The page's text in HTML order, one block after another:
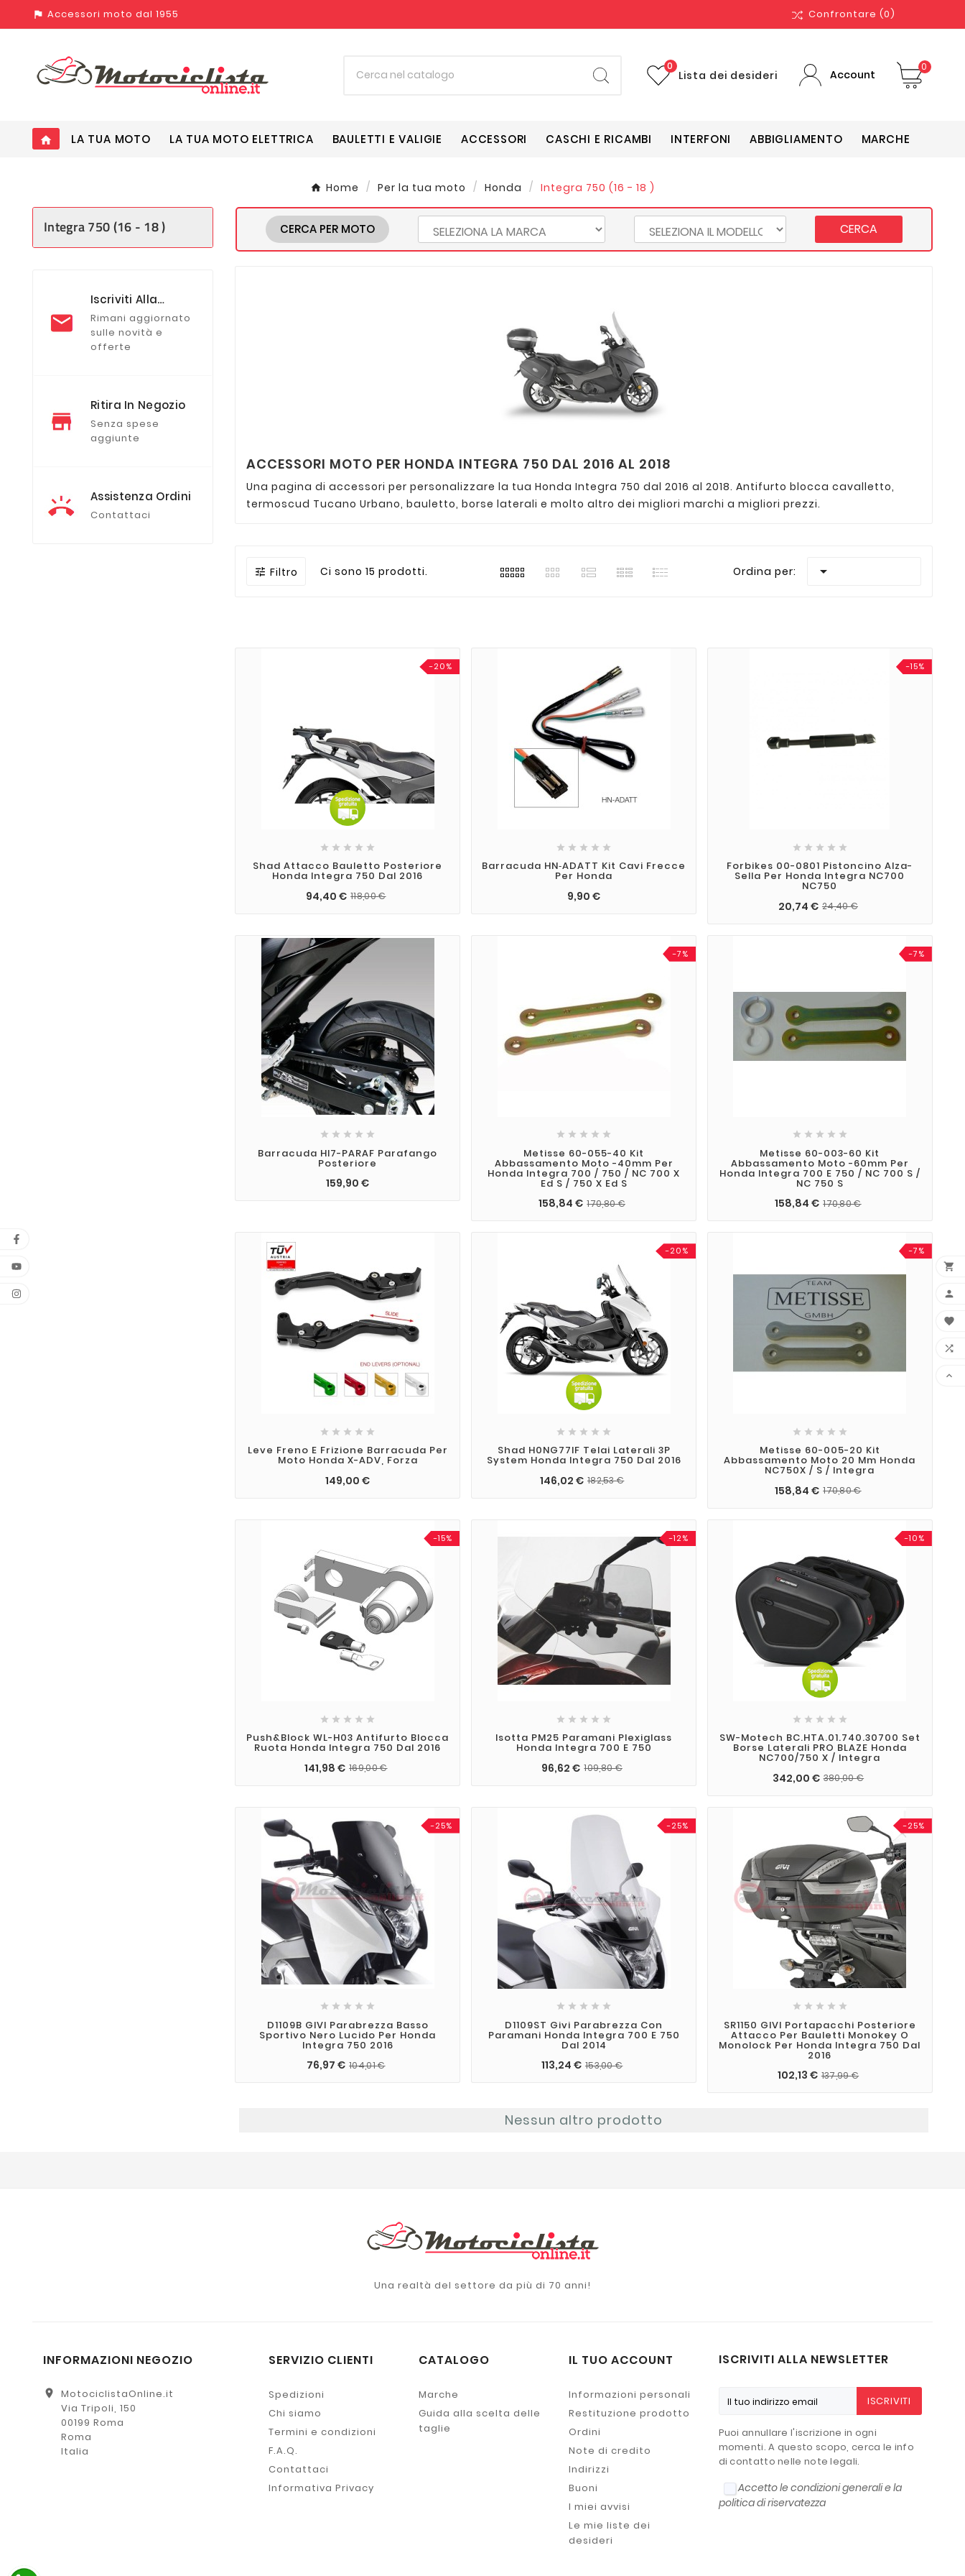
assistant_photo Accessori moto dal 1955 Confrontare (0)
Lista dei desideri
0
Account
0
home LA TUA MOTO LA TUA MOTO ELETTRICA BAULETTI E VALIGIE ACCESSORI CASCHI E RICAMBI INTERFONI ABBIGLIAMENTO MARCHE
Home Per la tua moto Honda Integra 750 (16 - 18 )
Integra 750 (16 - 18 )
Iscriviti Alla
Newsletter
Rimani aggiornato
sulle novità e
offerte
Ritira In Negozio
Senza spese
aggiunte
Assistenza Ordini
Contattaci
CERCA PER MOTO CERCA
ACCESSORI MOTO PER HONDA INTEGRA 750 DAL 2016 AL 2018
Una pagina di accessori per personalizzare la tua Honda Integra 750 dal 2016 al 2018. Antifurto blocca cavalletto,
termoscud Tucano Urbano, bauletto, borse laterali e molto altro dei migliori marchi a migliori prezzi.
 Filtro Ci sono 15 prodotti. Ordina per: 
-20%
    
Shad Attacco Bauletto Posteriore
Honda Integra 750 Dal 2016
94,40 € 118,00 €
    
Barracuda HN‑ADATT Kit Cavi Frecce
Per Honda
9,90 €
-15%
    
Forbikes 00-0801 Pistoncino Alza-
Sella Per Honda Integra NC700
NC750
20,74 € 24,40 €
    
Barracuda HI7-PARAF Parafango
Posteriore
159,90 €
-7%
    
Metisse 60-055-40 Kit
Abbassamento Moto -40mm Per
Honda Integra 700 / 750 / NC 700 X
Ed S / 750 X Ed S
158,84 € 170,80 €
-7%
    
Metisse 60-003-60 Kit
Abbassamento Moto -60mm Per
Honda Integra 700 E 750 / NC 700 S /
NC 750 S
158,84 € 170,80 €
    
Leve Freno E Frizione Barracuda Per
Moto Honda X-ADV, Forza
149,00 €
-20%
    
Shad H0NG77IF Telai Laterali 3P
System Honda Integra 750 Dal 2016
146,02 € 182,53 €
-7%
    
Metisse 60-005-20 Kit
Abbassamento Moto 20 Mm Honda
NC750X / S / Integra
158,84 € 170,80 €
-15%
    
Push&Block WL-H03 Antifurto Blocca
Ruota Honda Integra 750 Dal 2016
141,98 € 169,00 €
-12%
    
Isotta PM25 Paramani Plexiglass
Honda Integra 700 E 750
96,62 € 109,80 €
-10%
    
SW-Motech BC.HTA.01.740.30700 Set
Borse Laterali PRO BLAZE Honda
NC700/750 X / Integra
342,00 € 380,00 €
-25%
    
D1109B GIVI Parabrezza Basso
Sportivo Nero Lucido Per Honda
Integra 750 2016
76,97 € 104,01 €
-25%
    
D1109ST Givi Parabrezza Con
Paramani Honda Integra 700 E 750
Dal 2014
113,24 € 153,00 €
-25%
    
SR1150 GIVI Portapacchi Posteriore
Attacco Per Bauletti Monokey O
Monolock Per Honda Integra 750 Dal
2016
102,13 € 137,99 €
Nessun altro prodotto
Una realtà del settore da più di 70 anni!
INFORMAZIONI NEGOZIO
location_on
MotociclistaOnline.it
Via Tripoli, 150
00199 Roma
Roma
Italia
SERVIZIO CLIENTI
Spedizioni
Chi siamo
Termini e condizioni
F.A.Q.
Contattaci
Informativa Privacy
CATALOGO
Marche
Guida alla scelta delle
taglie
IL TUO ACCOUNT
Informazioni personali
Restituzione prodotto
Ordini
Note di credito
Indirizzi
Buoni
I miei avvisi
Le mie liste dei
desideri
ISCRIVITI ALLA NEWSLETTER
ISCRIVITI
Puoi annullare l'iscrizione in ogni
momenti. A questo scopo, cerca le info
di contatto nelle note legali.
Accetto le condizioni generali e la
politica di riservatezza




